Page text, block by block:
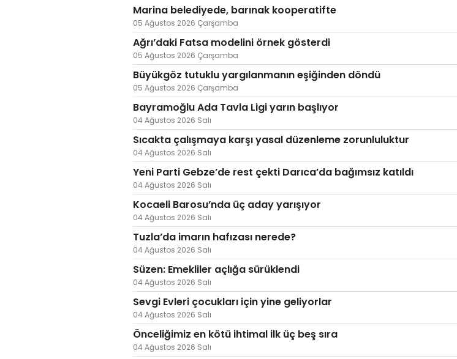
Marina belediyede, barınak kooperatifte
05 Ağustos 2026 Çarşamba
Ağrı’daki Fatsa modelini örnek gösterdi
05 Ağustos 2026 Çarşamba
Büyükgöz tutuklu yargılanmanın eşiğinden döndü
05 Ağustos 2026 Çarşamba
Bayramoğlu Ada Tavla Ligi yarın başlıyor
04 Ağustos 2026 Salı
Sıcakta çalışmaya karşı yasal düzenleme zorunluluktur
04 Ağustos 2026 Salı
Yeni Parti Gebze’de rest çekti Darıca’da bağımsız katıldı
04 Ağustos 2026 Salı
Kocaeli Barosu’nda üç aday yarışıyor
04 Ağustos 2026 Salı
Tuzla’da imarın hafızası nerede?
04 Ağustos 2026 Salı
Süzen: Emekliler açlığa sürüklendi
04 Ağustos 2026 Salı
Sevgi Evleri çocukları için yine geliyorlar
04 Ağustos 2026 Salı
Önceliğimiz en kötü ihtimal ilk üç beş sıra
04 Ağustos 2026 Salı